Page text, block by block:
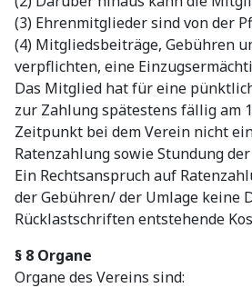
(3) Ehrenmitglieder sind von der
(4) Mitgliedsbeiträge, Gebühren
verpflichten, eine
Das Mitglied hat für eine
zur Zahlung spätestens fällig am
Zeitpunkt bei dem Verein nicht
Ratenzahlung sowie Stundung
Ein Rechtsanspruch auf
der Gebühren/ der Umlage keine
Rücklastschriften entstehende
§ 8 Organe
Organe des Vereins sind: